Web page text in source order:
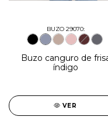
BUZO 29070:
Buzo canguro de
índigo
VER